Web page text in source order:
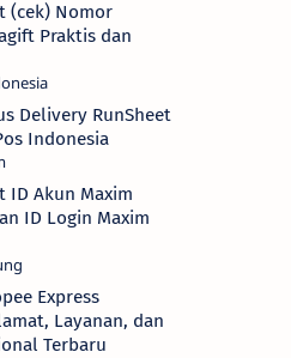
(cek) Nomor
Praktis dan
Delivery RunSheet
Indonesia
ID Akun Maxim
ID Login Maxim
Express
Layanan, dan
Terbaru